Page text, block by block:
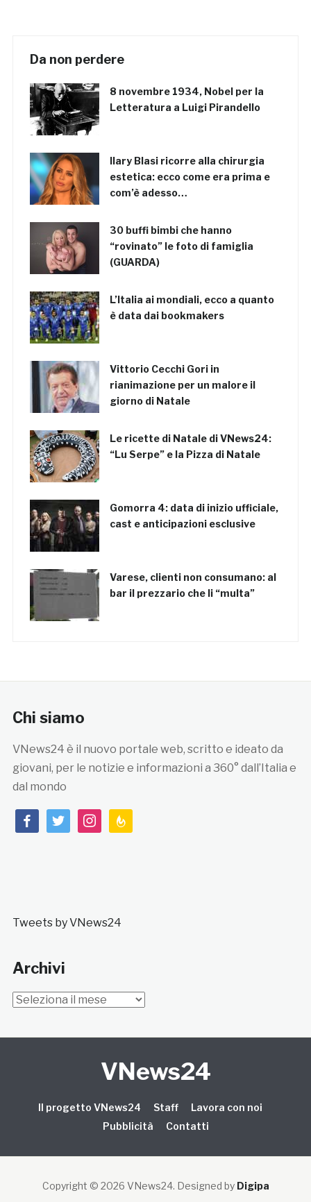
Da non perdere
8 novembre 1934, Nobel per la
Letteratura a Luigi Pirandello
Ilary Blasi ricorre alla chirurgia
estetica: ecco come era prima e
com’è adesso…
30 buffi bimbi che hanno
“rovinato” le foto di famiglia
(GUARDA)
L’Italia ai mondiali, ecco a quanto
è data dai bookmakers
Vittorio Cecchi Gori in
rianimazione per un malore il
giorno di Natale
Le ricette di Natale di VNews24:
“Lu Serpe” e la Pizza di Natale
Gomorra 4: data di inizio ufficiale,
cast e anticipazioni esclusive
Varese, clienti non consumano: al
bar il prezzario che li “multa”
Chi siamo
VNews24 è il nuovo portale web, scritto e ideato da
giovani, per le notizie e informazioni a 360° dall’Italia e
dal mondo
facebooktwitterinstagramfeedburner
Tweets by VNews24
Archivi
Archivi
VNews24
Il progetto VNews24 Staff
Lavora con noi
Pubblicità
Contatti
Copyright © 2026 VNews24. Designed by Digipa